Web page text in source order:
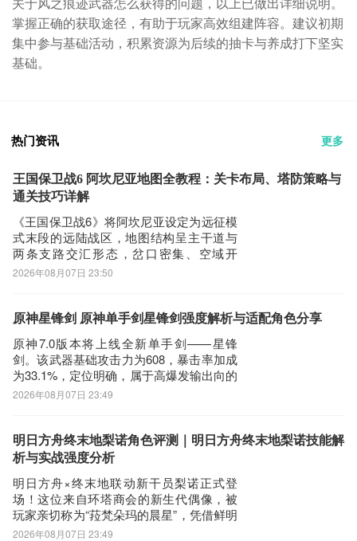
掌握正确的获取途径，有助于玩家高效组建阵容。建议初期
集中参与基础活动，积累资源为后续的抽卡与养成打下坚实
基础。
热门资讯 更多
王国保卫战6 阿坎尼亚地图全教程：关卡布局、塔防策略与
通关技巧详解
《王国保卫战6》将阿坎尼亚设定为远征模
式末段的远陆战区，地图结构呈主干道与
两条支路交汇形态，岔口密集、空域开
阔，敌军配置以重甲单位与亡灵单位混合
以下是针对阿坎尼亚关卡的深度战术解
兵营，将其集结
2026年08月07日 23:50
原神星锋剑 原神单手剑星锋剑强度解析与适配角色分享
原神7.0版本将上线全新单手剑——星锋
剑。该武器基础攻击力为608，暴击率加成
为33.1%，定位明确，属于高爆发输出向的
限定武器。其实际适配角色与实战表现如
本前瞻、角色培养指南及限时活动入口。
用户可通过官方渠道参与签到抽奖、任务
2026年08月07日 23:49
明日方舟终末地梨诺角色评测｜明日方舟终末地梨诺技能解
析与实战强度分析
明日方舟×终末地联动新干员梨诺正式登
场！这位来自环塔商会的新生代偶像，被
玩家亲切称为“菈梵朵玛的晨星”，凭借鲜明
的视觉风格与极具感染力的角色设定迅速
2026年08月07日 23:49